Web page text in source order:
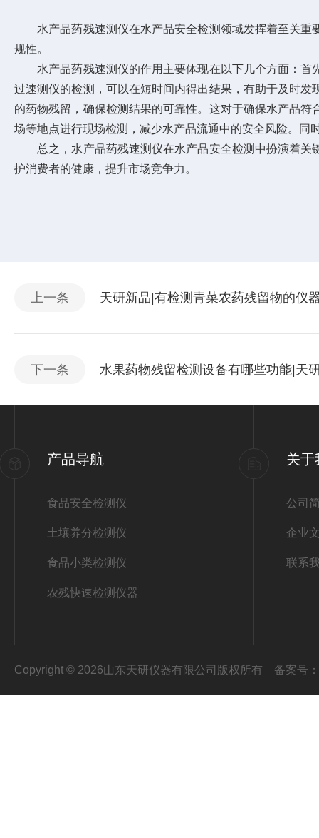
水产品药残速测仪在水产品安全检测领域发挥着至关重
规性。
水产品药残速测仪的作用主要体现在以下几个方面：首
过速测仪的检测，可以在短时间内得出结果，有助于及时
的药物残留，确保检测结果的可靠性。这对于确保水产品
场等地点进行现场检测，减少水产品流通中的安全风险。
总之，水产品药残速测仪在水产品安全检测中扮演着关
护消费者的健康，提升市场竞争力。
上一条 天研新品|有检测青菜农药残留物的仪
下一条 水果药物残留检测设备有哪些功能|天
产品导航
食品安全检测仪
土壤养分检测仪
食品小类检测仪
农残快速检测仪器
关于
公司
企业
联系
Copyright © 2026山东天研仪器有限公司版权所有 备案号